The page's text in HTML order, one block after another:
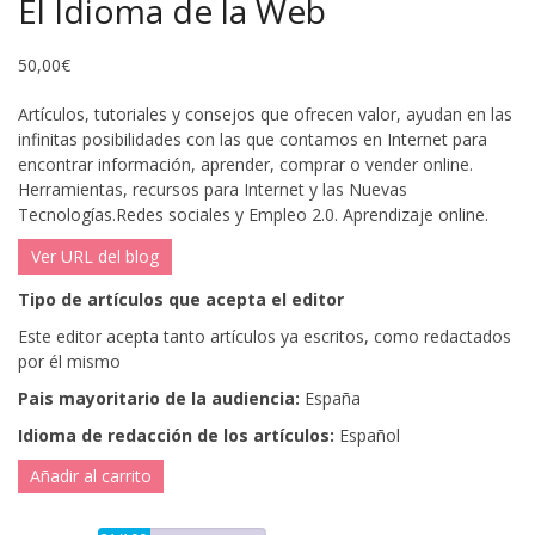
El Idioma de la Web
50,00€
Artículos, tutoriales y consejos que ofrecen valor, ayudan en las
infinitas posibilidades con las que contamos en Internet para
encontrar información, aprender, comprar o vender online.
Herramientas, recursos para Internet y las Nuevas
Tecnologías.Redes sociales y Empleo 2.0. Aprendizaje online.
Ver URL del blog
Tipo de artículos que acepta el editor
Este editor acepta tanto artículos ya escritos, como redactados
por él mismo
Pais mayoritario de la audiencia: España
Idioma de redacción de los artículos: Español
Añadir al carrito